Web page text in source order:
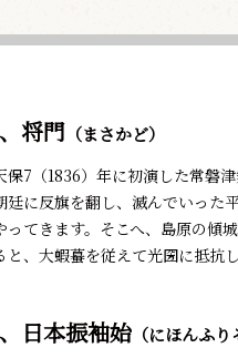
将門 （まさかど）
7（1836）年に初演した常磐津
に反旗を翻し、滅んでいった
ってきます。そこへ、島原の傾
と、大蝦蟇を従えて光圀に抵抗
日本振袖始（にほんふり